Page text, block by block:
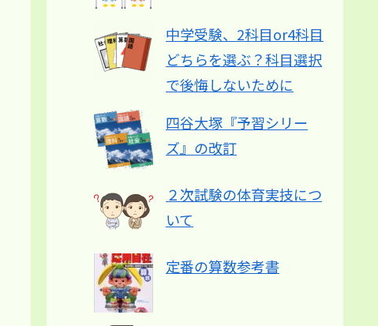
中学受験、2科目or4科目
どちらを選ぶ？科目選択
で後悔しないために
四谷大塚『予習シリー
ズ』の改訂
２次試験の体育実技につ
いて
定番の算数参考書